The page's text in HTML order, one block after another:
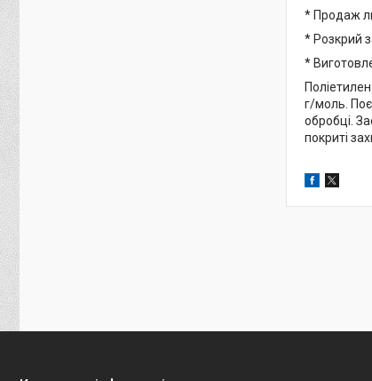
* Продаж
* Розкрий
*
г/моль.
обробці.
покриті